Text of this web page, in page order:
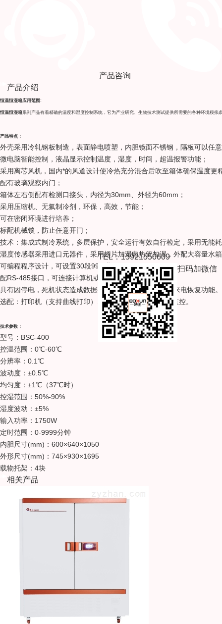
产品咨询
产品介绍
恒温恒湿箱 应用范围:
恒温恒湿箱系列产品有着精确的温度和湿度控制系统，它为产业研究、生物技术测试提供所需要的各种环境模
产品特点：
外壳采用冷轧钢板制造，表面静电喷塑，内胆镜面不锈钢，隔板可以任
微电脑智能控制，液晶显示控制温度，湿度，时间，超温报警功能；
采用离芯风机，国内*的风道设计使冷热充分混合后吹至箱体确保温度更
配有玻璃观察内门；
箱体左右侧配有检测口接头，内径为30mm、外径为60mm；
采用压缩机、无氟制冷剂，环保，高效，节能；
可在密闭环境进行培养；
标配机械锁，防止任意开门；
技术：集成式制冷系统，多层保护，安全运行有效自行检定，采用无能
湿度传感器采用进口元器件，采用翅片加湿电热管加湿，外配大容量水
可编程程序设计，可设置30段99周期；
配RS-485接口，可连接计算机或记录仪；
具有因停电，死机状态造成数据丢失而保护的参数记忆，来电恢复功能。
选配：打印机（支持曲线打印）、GPRS短信报警、电脑监控。
技术参数：
型号：BSC-400
控温范围：0℃-60℃
分辨率：0.1℃
波动度：±0.5℃
均匀度：±1℃ （37℃时）
控湿范围：50%-90%
湿度波动：±5%
输入功率：1750W
定时范围：0-9999分钟
内胆尺寸(mm)：600×640×1050
外形尺寸(mm)：745×930×1695
载物托架：4块
相关产品
TEL：15921550609
扫码加微信